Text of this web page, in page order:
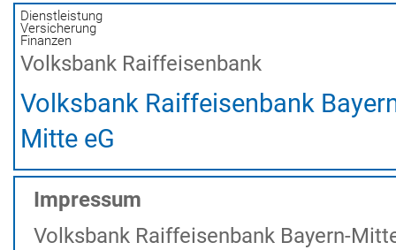
Dienstleistung
Versicherung
Finanzen
Volksbank Raiffeisenbank
Volksbank Raiffeisenbank
Mitte eG
Impressum
Volksbank Raiffeisenbank Bayern-